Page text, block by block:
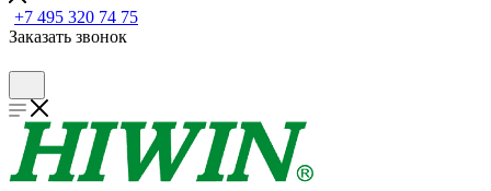
+7 495 320 74 75
Заказать звонок